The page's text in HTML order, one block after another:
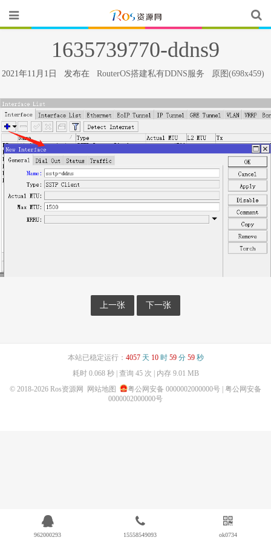
1635739770-ddns9
2021年11月1日 发布在 RouterOS搭建私有DDNS服务 原图(698x459)
上一张 下一张
本站已稳定运行： 4057天 10时 59分 59秒
耗时 0.068 秒 | 查询 45 次 | 内存 9.01 MB
© 2018-2026 Ros资源网 网站地图 粤公网安备 0000002000000号 | 粤公网安备
0000002000000号
962000293 15558549093 ok0734